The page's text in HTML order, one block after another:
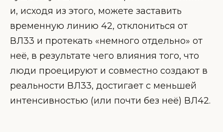
и, исходя из этого, можете заставить
временную линию 42, отклониться от
ВЛ33 и протекать «немного отдельно» от
неё, в результате чего влияния того, что
люди проецируют и совместно создают в
реальности ВЛ33, достигает с меньшей
интенсивностью (или почти без неё) ВЛ42.